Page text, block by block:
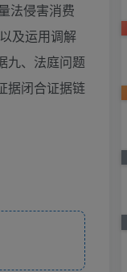
法侵害消费
及运用调解
九、法庭问题
据闭合证据链